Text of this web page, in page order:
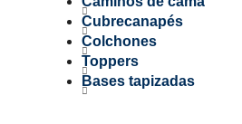
Cubrecanapés
Colchones
Toppers
Bases tapizadas